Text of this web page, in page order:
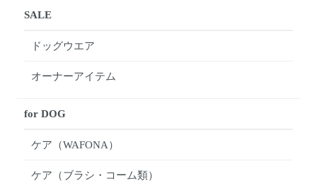
SALE
ドッグウエア
オーナーアイテム
for DOG
ケア（WAFONA）
ケア（ブラシ・コーム類）